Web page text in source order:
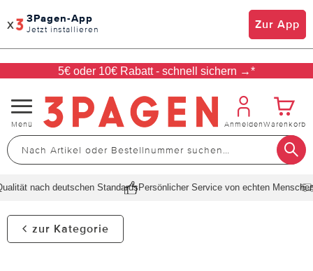
x 3Pagen-App
Jetzt installieren Zur App
5€ oder 10€ Rabatt - schnell sichern →*
Navigation
umschalten
Menü AnmeldenWarenkorb
nach deutschen StandardsPersönlicher Service von echten Menschen
zur Kategorie